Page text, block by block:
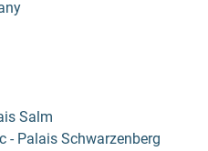
Salm
- Palais Schwarzenberg